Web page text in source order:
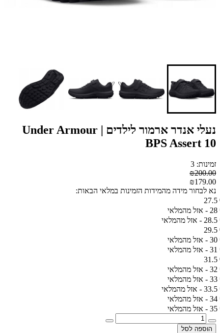
נעלי אנדר ארמור לילדים | Under Armour
BPS Assert 10
זמינות: 3
₪200.00
₪179.00
נא לבחור מידה מהמידות הזמינות במלאי הבאות:
27.5
28 - אזל מהמלאי
28.5 - אזל מהמלאי
29.5
30 - אזל מהמלאי
31 - אזל מהמלאי
31.5
32 - אזל מהמלאי
33 - אזל מהמלאי
33.5 - אזל מהמלאי
34 - אזל מהמלאי
35 - אזל מהמלאי
הוספה לסל